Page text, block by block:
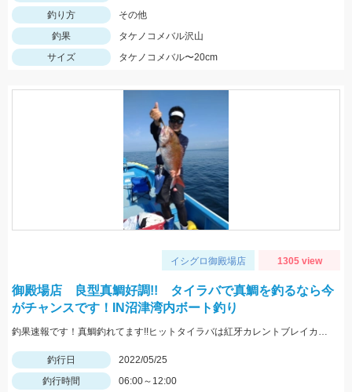
釣り方
その他
釣果
タケノコメバル沢山
サイズ
タケノコメバル〜20cm
イシグロ御殿場店 1305 view
御殿場店 良型真鯛好調!! タイラバで真鯛を釣るなら今
がチャンスです！IN沼津湾内ボート釣り
釣果速報です！真鯛釣れてます!!ヒットタイラバは紅牙カレントブレイカー「ギャルピンク」
釣行日
2022/05/25
釣行時間
06:00～12:00